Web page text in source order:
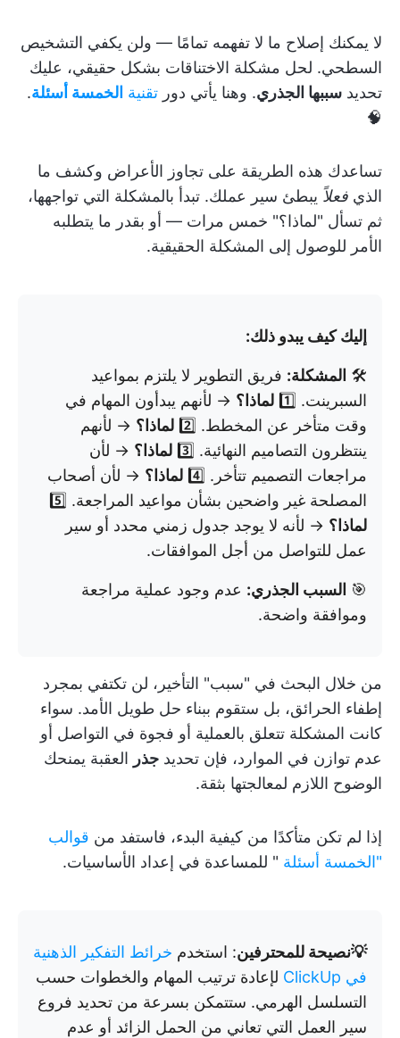
لا يمكنك إصلاح ما لا تفهمه تمامًا — ولن يكفي التشخيص
السطحي. لحل مشكلة الاختناقات بشكل حقيقي، عليك
تحديد سببها الجذري. وهنا يأتي دور تقنية الخمسة أسئلة.
🧠
تساعدك هذه الطريقة على تجاوز الأعراض وكشف ما
الذي فعلاً يبطئ سير عملك. تبدأ بالمشكلة التي تواجهها،
ثم تسأل "لماذا؟" خمس مرات — أو بقدر ما يتطلبه
الأمر للوصول إلى المشكلة الحقيقية.
إليك كيف يبدو ذلك:
🛠️ المشكلة: فريق التطوير لا يلتزم بمواعيد
السبرينت. 1️⃣
لماذا؟ → لأنهم يبدأون المهام في
وقت متأخر عن المخطط. 2️⃣
لماذا؟ → لأنهم
ينتظرون التصاميم النهائية. 3️⃣
لماذا؟ → لأن
مراجعات التصميم تتأخر. 4️⃣
لماذا؟ → لأن أصحاب
المصلحة غير واضحين بشأن مواعيد المراجعة. 5️⃣
لماذا؟ → لأنه لا يوجد جدول زمني محدد أو سير
عمل للتواصل من أجل الموافقات.
🎯 السبب الجذري: عدم وجود عملية مراجعة
وموافقة واضحة.
من خلال البحث في "سبب" التأخير، لن تكتفي بمجرد
إطفاء الحرائق، بل ستقوم ببناء حل طويل الأمد. سواء
كانت المشكلة تتعلق بالعملية أو فجوة في التواصل أو
عدم توازن في الموارد، فإن تحديد جذر العقبة يمنحك
الوضوح اللازم لمعالجتها بثقة.
إذا لم تكن متأكدًا من كيفية البدء، فاستفد من قوالب
"الخمسة أسئلة " للمساعدة في إعداد الأساسيات.
💡نصيحة للمحترفين: استخدم خرائط التفكير الذهنية
في ClickUp
لإعادة ترتيب المهام والخطوات حسب
التسلسل الهرمي. ستتمكن بسرعة من تحديد فروع
سير العمل التي تعاني من الحمل الزائد أو عدم